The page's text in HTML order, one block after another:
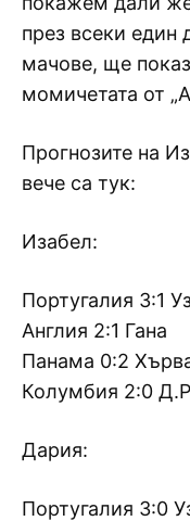
през всеки един
мачове, ще
момичетата от
Прогнозите на
вече са тук:
Изабел:
Португалия 3:1
Англия 2:1 Гана
Панама 0:2
Колумбия 2:0
Дария:
Португалия 3:0